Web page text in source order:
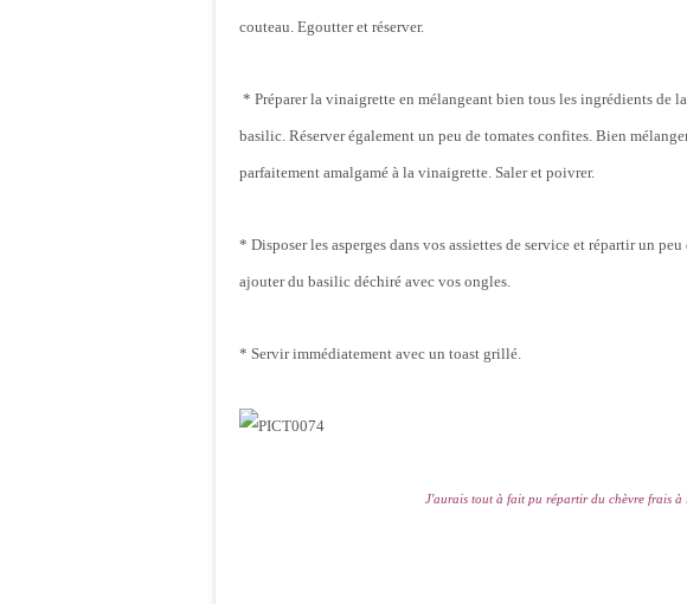
couteau. Egoutter et réserver.
* Préparer la vinaigrette en mélangeant bien tous les ingrédients de
basilic. Réserver également un peu de tomates confites. Bien
parfaitement amalgamé à la vinaigrette. Saler et poivrer.
* Disposer les asperges dans vos assiettes de service et répartir un
ajouter du basilic déchiré avec vos ongles.
* Servir immédiatement avec un toast grillé.
J'aurais tout à fait pu répartir du chèvre frais